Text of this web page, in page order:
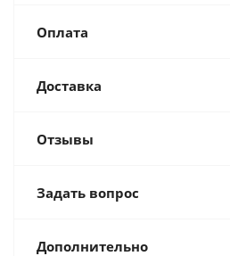
Оплата
Доставка
Отзывы
Задать вопрос
Дополнительно